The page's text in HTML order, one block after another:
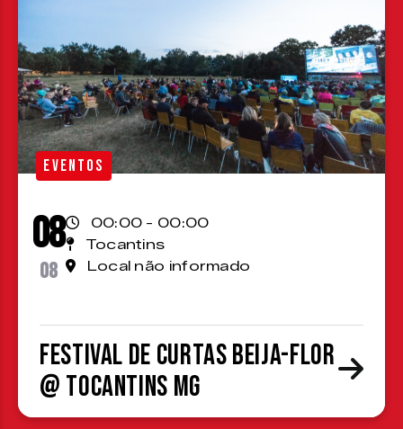
EVENTOS
08
08
00:00 - 00:00
Tocantins
Local não informado
Festival de Curtas Beija-Flor
@ Tocantins MG